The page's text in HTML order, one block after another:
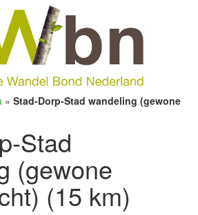
» Stad-Dorp-Stad wandeling (gewone
Stad
(gewone
(15 km)